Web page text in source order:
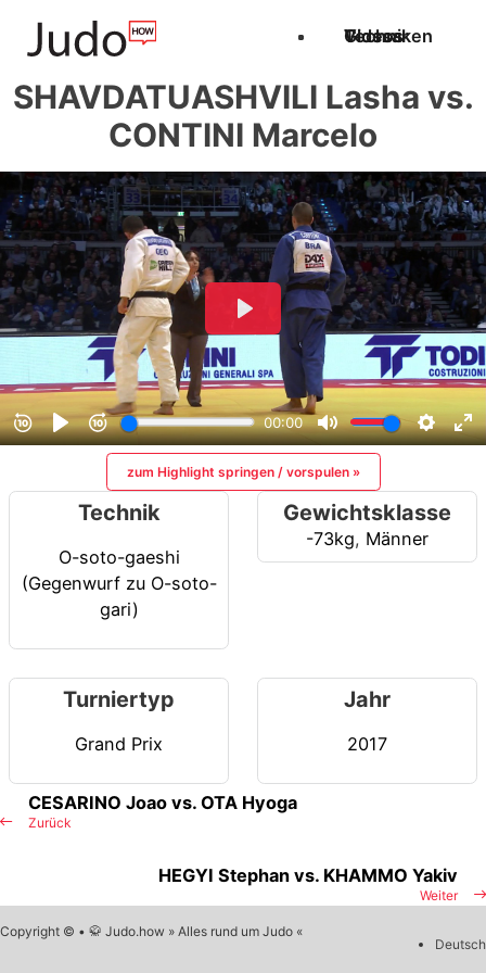
Techniken
Videos
Glossar
SHAVDATUASHVILI Lasha vs.
CONTINI Marcelo
zum Highlight springen / vorspulen »
Technik
O-soto-gaeshi
(Gegenwurf zu O-soto-
gari)
Gewichtsklasse
-73kg, Männer
Turniertyp
Grand Prix
Jahr
2017
Zurück
CESARINO Joao vs. OTA Hyoga
Weiter
HEGYI Stephan vs. KHAMMO Yakiv
Copyright © • 🥋 Judo.how » Alles rund um Judo «
Deutsch